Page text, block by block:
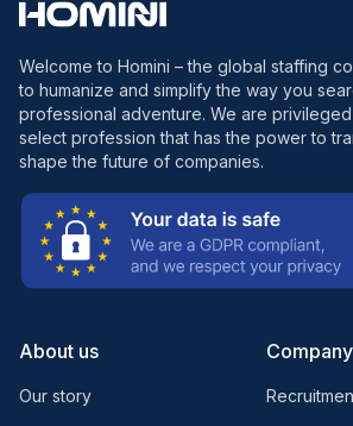
Welcome to Homini – the global staffing
to humanize and simplify the way you
professional adventure. We are
select profession that has the power to
shape the future of companies.
About us
Our story
Company